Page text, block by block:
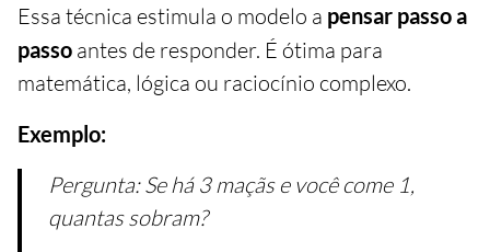
Essa técnica estimula o modelo a pensar passo a
passo antes de responder. É ótima para
matemática, lógica ou raciocínio complexo.
Exemplo:
Pergunta: Se há 3 maçãs e você come 1,
quantas sobram?